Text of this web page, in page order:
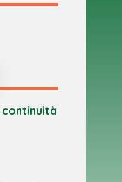
continuità